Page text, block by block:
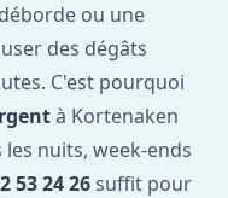
ou une
des dégâts
C'est pourquoi
à Kortenaken
les nuits, week-ends
53 24 26 suffit pour